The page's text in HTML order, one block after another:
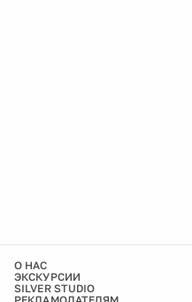
О НАС
ЭКСКУРСИИ
SILVER STUDIO